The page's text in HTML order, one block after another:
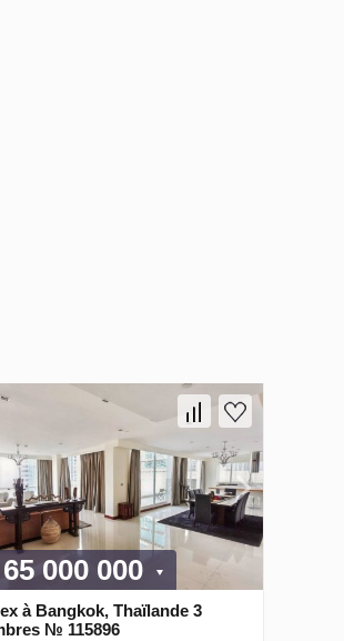
000 000
à Bangkok, Thaïlande 3
№ 115896